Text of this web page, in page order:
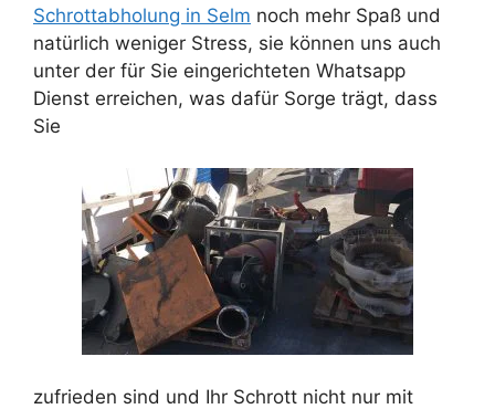
Schrottabholung in Selm noch mehr Spaß und
natürlich weniger Stress, sie können uns auch
unter der für Sie eingerichteten Whatsapp
Dienst erreichen, was dafür Sorge trägt, dass
Sie
zufrieden sind und Ihr Schrott nicht nur mit